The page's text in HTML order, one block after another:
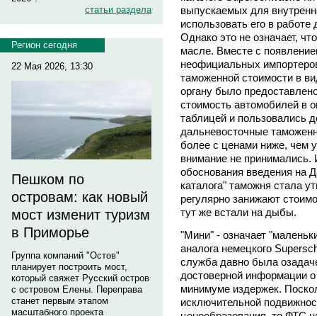
статьи раздела
Регион сегодня
22 Мая 2026, 13:30
Пешком по
островам: как новый
мост изменит туризм
в Приморье
Группа компаний "Остов"
планирует построить мост,
который свяжет Русский остров
с островом Елены. Переправа
станет первым этапом
масштабного проекта
выпускаемых для
использовать его в
Однако это не означает,
масле. Вместе с
неофициальных
таможенной стоимости в
органу было
стоимость автомобилей в
таблицей и пользовались
дальневосточные
более с ценами ниже, чем
внимание не принимались.
обоснования введения на
каталога" таможня стала
регулярно занижают
тут же встали на дыбы.
"Мини" - означает
аналога немецкого
служба давно была
достоверной информации
минимуме издержек.
исключительной